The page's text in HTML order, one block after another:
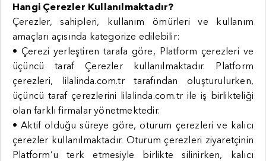
Hangi Çerezler Kullanılmaktadır?
Çerezler, sahipleri, kullanım ömürleri ve kullanım
amaçları açısında kategorize edilebilir:
• Çerezi yerleştiren tarafa göre, Platform çerezleri ve
üçüncü taraf Çerezler kullanılmaktadır. Platform
çerezleri, lilalinda.com.tr tarafından oluşturulurken,
üçüncü taraf çerezlerini lilalinda.com.tr ile iş birlikteliği
olan farklı firmalar yönetmektedir.
• Aktif olduğu süreye göre, oturum çerezleri ve kalıcı
çerezler kullanılmaktadır. Oturum çerezleri ziyaretçinin
Platform’u terk etmesiyle birlikte silinirken, kalıcı